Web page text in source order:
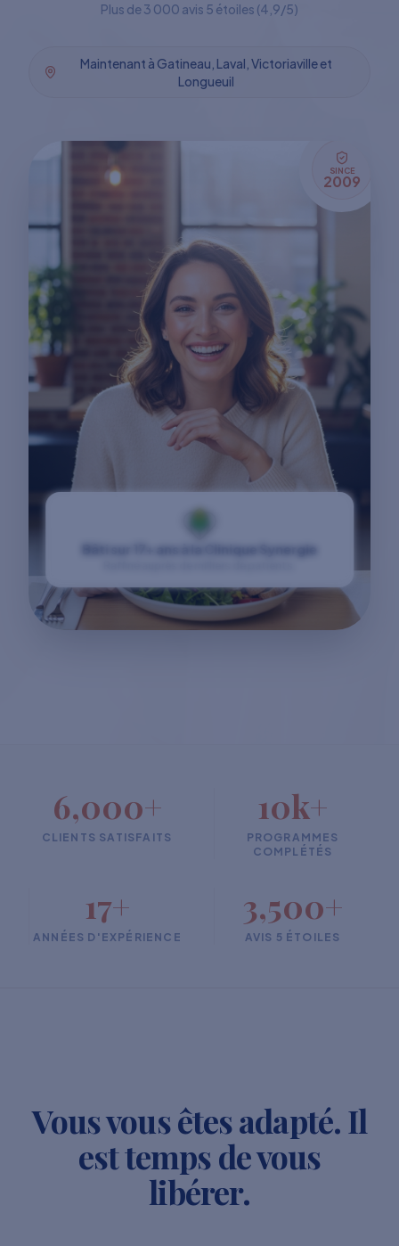
Plus de 3 000 avis 5 étoiles (4,9/5)
Maintenant à Gatineau, Laval, Victoriaville et
Longueuil
SINCE
2009
Bâti sur 17+ ans à la Clinique Synergie
6,000+
CLIENTS SATISFAITS
10k+
PROGRAMMES
COMPLÉTÉS
17+
ANNÉES D'EXPÉRIENCE
3,500+
AVIS 5 ÉTOILES
Vous vous êtes adapté. Il
est temps de vous
libérer.